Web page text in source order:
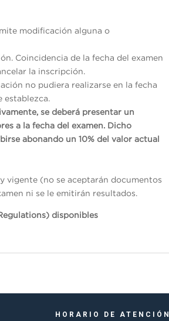
modificación alguna o
Coincidencia de la fecha del examen
la inscripción.
no pudiera realizarse en la fecha
se deberá presentar un
a la fecha del examen. Dicho
abonando un 10% del valor actual
vigente (no se aceptarán documentos
ni se le emitirán resultados.
disponibles
HORARIO DE ATENCIÓN